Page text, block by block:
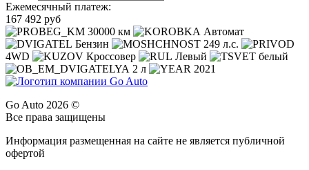
Ежемесячный платеж:
167 492 руб
30000 км
Автомат
Бензин
249 л.с.
4WD
Кроссовер Левый
белый
2 л
2021
Go Auto 2026 ©
Все права защищены
Информация размещенная на сайте не является публичной
офертой